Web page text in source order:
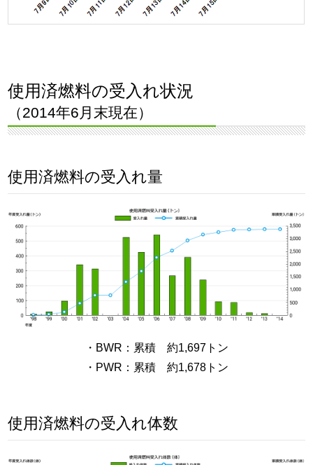
使用済燃料の受入れ状況
（2014年6月末現在）
使用済燃料の受入れ量
・BWR：累積 約1,697トン
・PWR：累積 約1,678トン
使用済燃料の受入れ体数